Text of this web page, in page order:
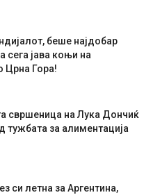
беше најдобар
сега јава коњи на
Црна Гора!
свршеница на Лука Дончиќ
тужбата за алиментација
си летна за Аргентина,